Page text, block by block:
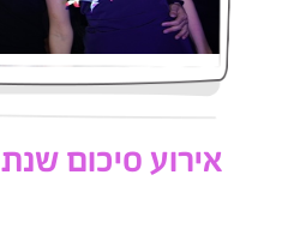
אירוע סיכום שנת 2016